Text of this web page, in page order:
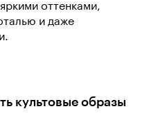
оттенками,
и даже
культовые образы